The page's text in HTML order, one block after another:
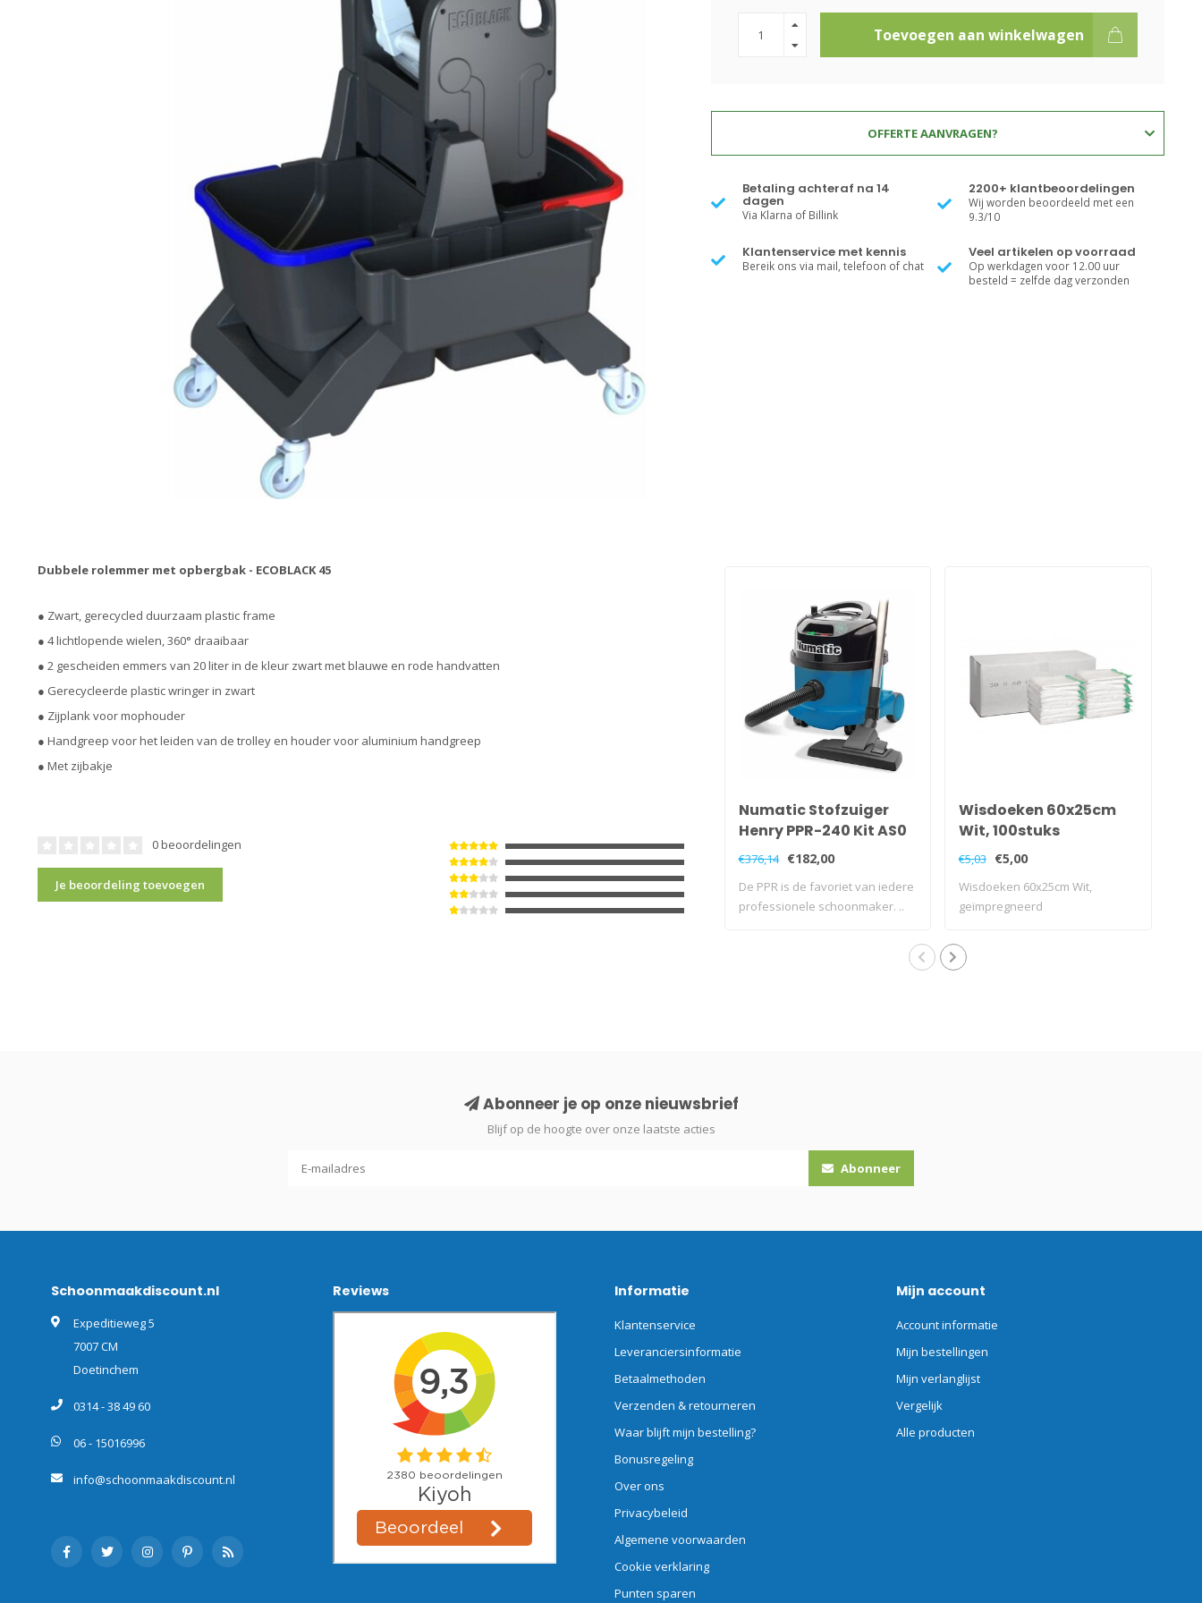
Toevoegen aan winkelwagen
OFFERTE AANVRAGEN?
Betaling achteraf na 14
dagen
Via Klarna of Billink
2200+ klantbeoordelingen
Wij worden beoordeeld met een
9.3/10
Klantenservice met kennis
Bereik ons via mail, telefoon of chat
Veel artikelen op voorraad
Op werkdagen voor 12.00 uur
besteld = zelfde dag verzonden
Dubbele rolemmer met opbergbak - ECOBLACK 45
● Zwart, gerecycled duurzaam plastic frame
● 4 lichtlopende wielen, 360° draaibaar
● 2 gescheiden emmers van 20 liter in de kleur zwart met blauwe en rode handvatten
● Gerecycleerde plastic wringer in zwart
● Zijplank voor mophouder
● Handgreep voor het leiden van de trolley en houder voor aluminium handgreep
● Met zijbakje
0 beoordelingen
Je beoordeling toevoegen
Numatic Stofzuiger
Henry PPR-240 Kit AS0
Blauw
€376,14 €182,00
De PPR is de favoriet van iedere
professionele schoonmaker. ..
Wisdoeken 60x25cm
Wit, 100stuks
€5,03 €5,00
Wisdoeken 60x25cm Wit,
geïmpregneerd
Abonneer je op onze nieuwsbrief
Blijf op de hoogte over onze laatste acties
Abonneer
Schoonmaakdiscount.nl
Expeditieweg 5
7007 CM
Doetinchem
0314 - 38 49 60
06 - 15016996
info@schoonmaakdiscount.nl
Reviews Informatie
Klantenservice
Leveranciersinformatie
Betaalmethoden
Verzenden & retourneren
Waar blijft mijn bestelling?
Bonusregeling
Over ons
Privacybeleid
Algemene voorwaarden
Cookie verklaring
Punten sparen
Mijn account
Account informatie
Mijn bestellingen
Mijn verlanglijst
Vergelijk
Alle producten